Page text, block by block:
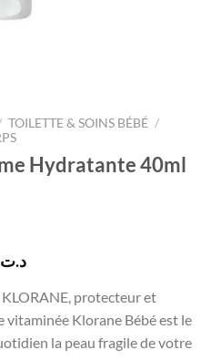
TOILETTE & SOINS BÉBÉ /
Hydratante 40ml
د.ت 26,000.
د.تLe
actuel
est :
د.ت 21,000.
protecteur et
vitaminée Klorane Bébé est le
la peau fragile de votre